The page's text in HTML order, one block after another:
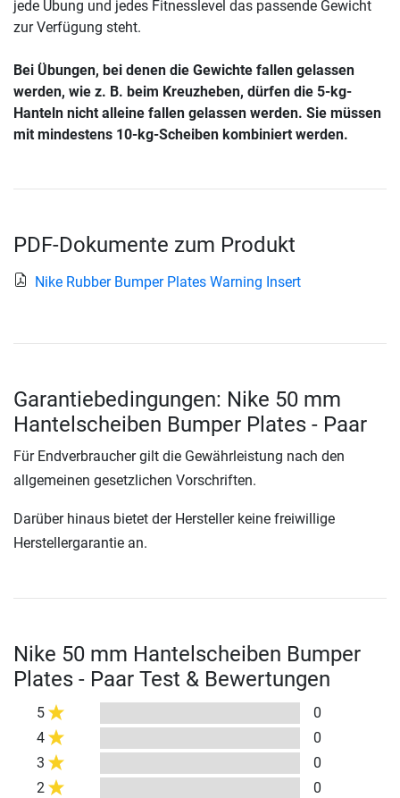
jede Übung und jedes Fitnesslevel das passende Gewicht
zur Verfügung steht.
Bei Übungen, bei denen die Gewichte fallen gelassen
werden, wie z. B. beim Kreuzheben, dürfen die 5-kg-
Hanteln nicht alleine fallen gelassen werden. Sie müssen
mit mindestens 10-kg-Scheiben kombiniert werden.
PDF-Dokumente zum Produkt
Nike Rubber Bumper Plates Warning Insert
Garantiebedingungen: Nike 50 mm
Hantelscheiben Bumper Plates - Paar
Für Endverbraucher gilt die Gewährleistung nach den
allgemeinen gesetzlichen Vorschriften.
Darüber hinaus bietet der Hersteller keine freiwillige
Herstellergarantie an.
Nike 50 mm Hantelscheiben Bumper
Plates - Paar Test & Bewertungen
5
0
4
0
3
0
2
0